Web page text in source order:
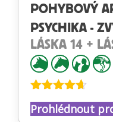
POHYBOVÝ
PSYCHIKA -
LÁSKA 14 +
Hodnocení
4.60z 5
Prohlédnout